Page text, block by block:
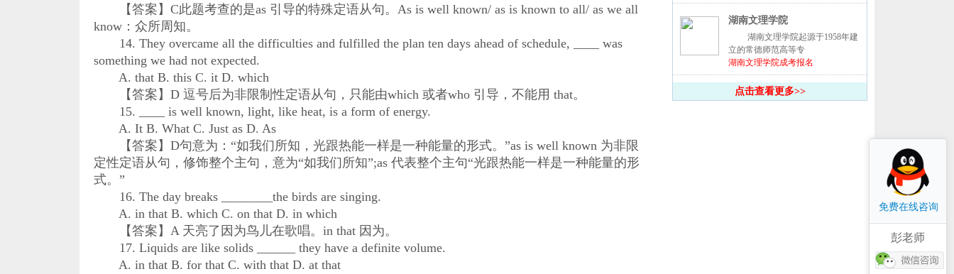
【答案】C此题考查的是as 引导的特殊定语从句。As is well known/ as is known to all/ as we all
know：众所周知。
14. They overcame all the difficulties and fulfilled the plan ten days ahead of schedule, ____ was
something we had not expected.
A. that B. this C. it D. which
【答案】D 逗号后为非限制性定语从句，只能由which 或者who 引导，不能用 that。
15. ____ is well known, light, like heat, is a form of energy.
A. It B. What C. Just as D. As
【答案】D句意为：“如我们所知，光跟热能一样是一种能量的形式。”as is well known 为非限
定性定语从句，修饰整个主句，意为“如我们所知”;as 代表整个主句“光跟热能一样是一种能量的形
式。”
16. The day breaks ________the birds are singing.
A. in that B. which C. on that D. in which
【答案】A 天亮了因为鸟儿在歌唱。in that 因为。
17. Liquids are like solids ______ they have a definite volume.
A. in that B. for that C. with that D. at that
湖南文理学院
湖南文理学院起源于1958年建
立的常德师范高等专
湖南文理学院成考报名
点击查看更多>>
免费在线咨询
彭老师